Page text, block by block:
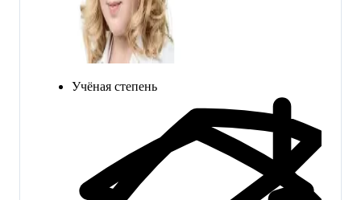
Учёная степень